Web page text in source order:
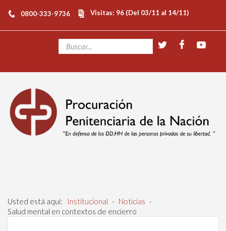
0800-333-9736 Visitas: 96 (Del 03/11 al 14/11)
Usted está aquí: Institucional - Noticias -
Salud mental en contextos de encierro